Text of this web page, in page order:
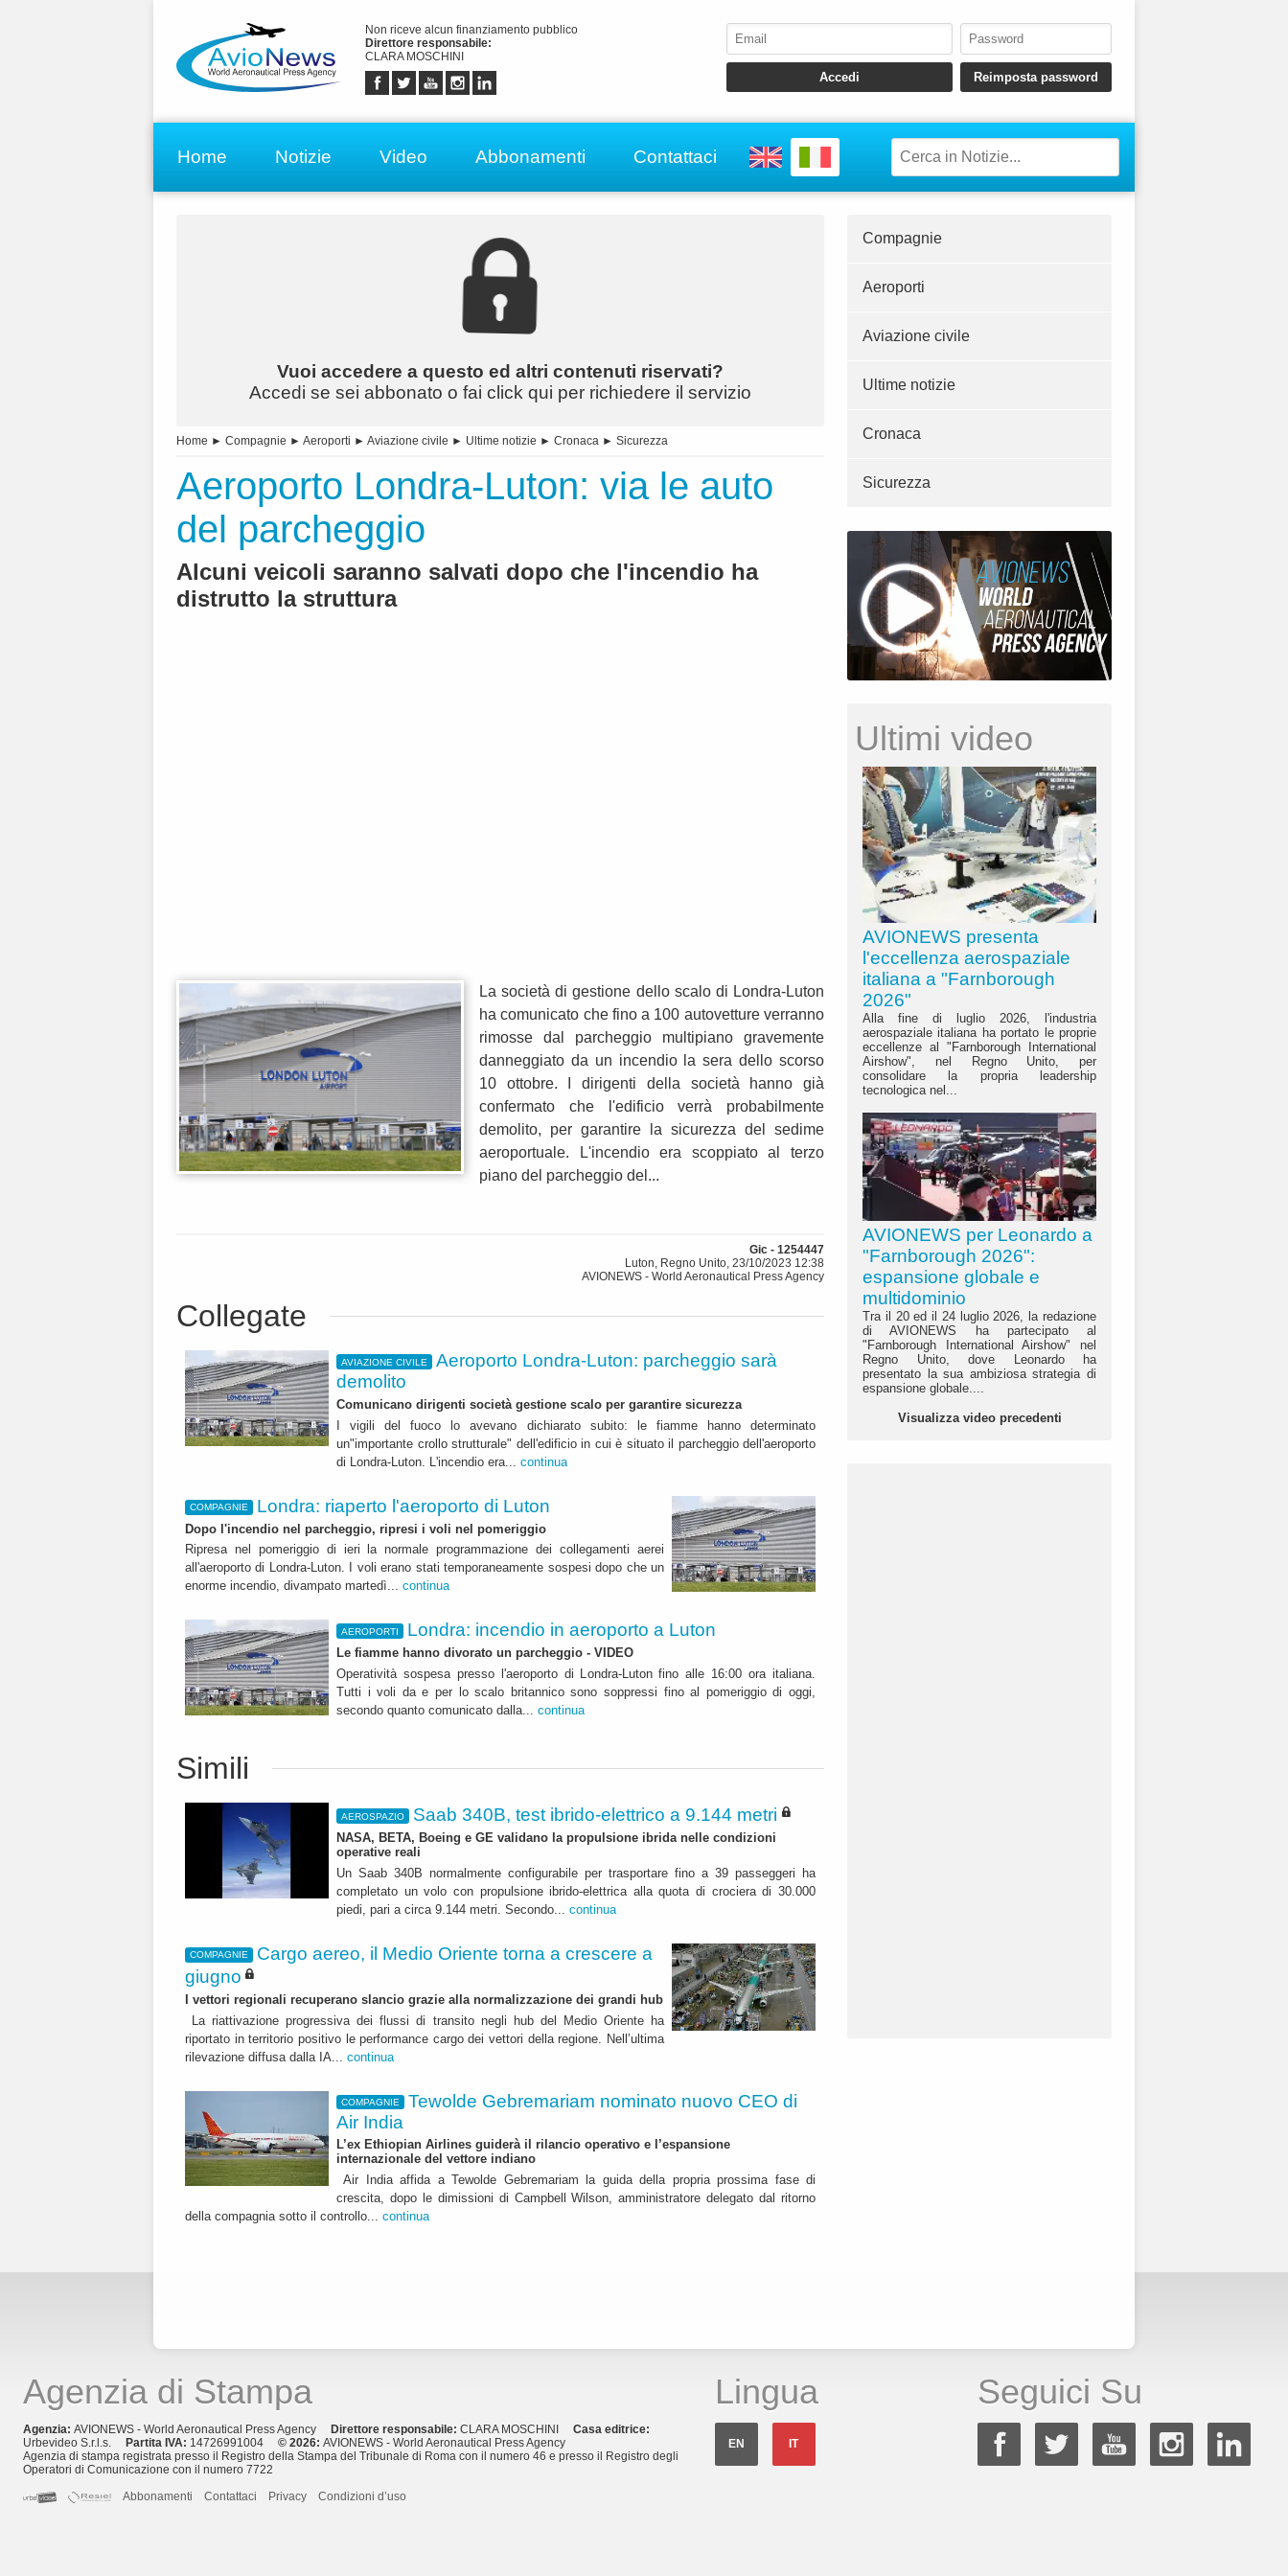
Non riceve alcun finanziamento pubblico
Direttore responsabile:
CLARA MOSCHINI
Home Notizie Video Abbonamenti Contattaci
Vuoi accedere a questo ed altri contenuti riservati?
Accedi se sei abbonato o fai click qui per richiedere il servizio
Home ► Compagnie ► Aeroporti ► Aviazione civile ► Ultime notizie ► Cronaca ► Sicurezza
Aeroporto Londra-Luton: via le auto
del parcheggio
Alcuni veicoli saranno salvati dopo che l'incendio ha
distrutto la struttura
La società di gestione dello scalo di Londra-Luton
ha comunicato che fino a 100 autovetture verranno
rimosse dal parcheggio multipiano gravemente
danneggiato da un incendio la sera dello scorso
10 ottobre. I dirigenti della società hanno già
confermato che l'edificio verrà probabilmente
demolito, per garantire la sicurezza del sedime
aeroportuale. L'incendio era scoppiato al terzo
piano del parcheggio del...
Gic - 1254447
Luton, Regno Unito, 23/10/2023 12:38
AVIONEWS - World Aeronautical Press Agency
Collegate
AVIAZIONE CIVILE
Aeroporto Londra-Luton: parcheggio sarà
demolito
Comunicano dirigenti società gestione scalo per garantire sicurezza
I vigili del fuoco lo avevano dichiarato subito: le fiamme hanno determinato
un"importante crollo strutturale" dell'edificio in cui è situato il parcheggio dell'aeroporto
di Londra-Luton. L'incendio era... continua
COMPAGNIE Londra: riaperto l'aeroporto di Luton
Dopo l'incendio nel parcheggio, ripresi i voli nel pomeriggio
Ripresa nel pomeriggio di ieri la normale programmazione dei collegamenti aerei
all'aeroporto di Londra-Luton. I voli erano stati temporaneamente sospesi dopo che un
enorme incendio, divampato martedì... continua
AEROPORTI Londra: incendio in aeroporto a Luton
Le fiamme hanno divorato un parcheggio - VIDEO
Operatività sospesa presso l'aeroporto di Londra-Luton fino alle 16:00 ora italiana.
Tutti i voli da e per lo scalo britannico sono soppressi fino al pomeriggio di oggi,
secondo quanto comunicato dalla... continua
Simili
AEROSPAZIO Saab 340B, test ibrido-elettrico a 9.144 metri
NASA, BETA, Boeing e GE validano la propulsione ibrida nelle condizioni
operative reali
Un Saab 340B normalmente configurabile per trasportare fino a 39 passeggeri ha
completato un volo con propulsione ibrido-elettrica alla quota di crociera di 30.000
piedi, pari a circa 9.144 metri. Secondo... continua
COMPAGNIE
Cargo aereo, il Medio Oriente torna a crescere a
giugno
I vettori regionali recuperano slancio grazie alla normalizzazione dei grandi hub
La riattivazione progressiva dei flussi di transito negli hub del Medio Oriente ha
riportato in territorio positivo le performance cargo dei vettori della regione. Nell’ultima
rilevazione diffusa dalla IA... continua
COMPAGNIE
Tewolde Gebremariam nominato nuovo CEO di
Air India
L’ex Ethiopian Airlines guiderà il rilancio operativo e l’espansione
internazionale del vettore indiano
Air India affida a Tewolde Gebremariam la guida della propria prossima fase di
crescita, dopo le dimissioni di Campbell Wilson, amministratore delegato dal ritorno
della compagnia sotto il controllo... continua
Compagnie
Aeroporti
Aviazione civile
Ultime notizie
Cronaca
Sicurezza
Ultimi video
AVIONEWS presenta
l'eccellenza aerospaziale
italiana a "Farnborough
2026"
Alla fine di luglio 2026, l'industria
aerospaziale italiana ha portato le proprie
eccellenze al "Farnborough International
Airshow", nel Regno Unito, per
consolidare la propria leadership
tecnologica nel...
AVIONEWS per Leonardo a
"Farnborough 2026":
espansione globale e
multidominio
Tra il 20 ed il 24 luglio 2026, la redazione
di AVIONEWS ha partecipato al
"Farnborough International Airshow" nel
Regno Unito, dove Leonardo ha
presentato la sua ambiziosa strategia di
espansione globale....
Visualizza video precedenti
Agenzia di Stampa
Agenzia: AVIONEWS - World Aeronautical Press Agency Direttore responsabile: CLARA MOSCHINI Casa editrice:
Urbevideo S.r.l.s.
Partita IVA: 14726991004 © 2026: AVIONEWS - World Aeronautical Press Agency
Agenzia di stampa registrata presso il Registro della Stampa del Tribunale di Roma con il numero 46 e presso il Registro degli
Operatori di Comunicazione con il numero 7722
Abbonamenti
Contattaci Privacy Condizioni d’uso
Lingua
EN IT
Seguici Su